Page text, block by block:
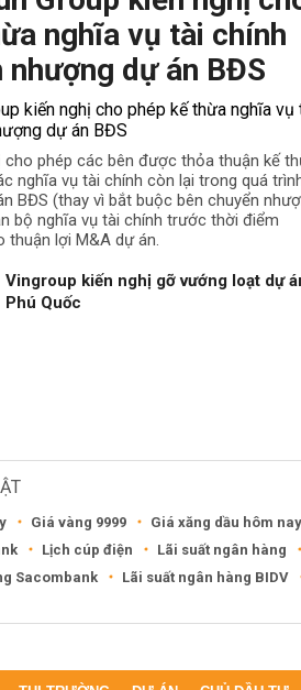
nghĩa vụ tài chính
nhượng dự án BĐS
cho phép các bên được thỏa thuận kế
nghĩa vụ tài chính còn lại trong quá
BĐS (thay vì bắt buộc bên chuyển
bộ nghĩa vụ tài chính trước thời điểm
thuận lợi M&A dự án.
Vingroup kiến nghị gỡ vướng loạt dự
Phú Quốc
Giá vàng 9999 Giá xăng dầu hôm nay
Lịch cúp điện Lãi suất ngân hàng
Sacombank
Lãi suất ngân hàng BIDV